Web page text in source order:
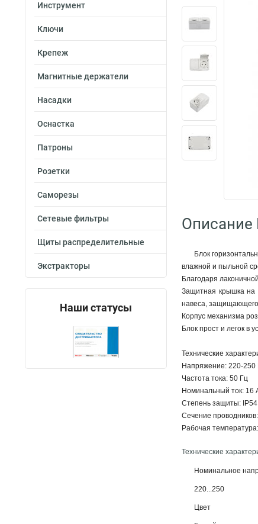
Инструмент
Ключи
Крепеж
Магнитные держатели
Насадки
Оснастка
Патроны
Розетки
Саморезы
Сетевые фильтры
Щиты распределительные
Экстракторы
Наши статусы
Описание
Блок
влажной и пыльной
Благодаря
Защитная крышка на
навеса, защищающего
Корпус механизма
Блок прост и легок в
Технические
Напряжение: 220-250
Частота тока: 50 Гц
Номинальный ток: 16
Степень защиты: IP54
Сечение
Рабочая
Технические
Номинальное
220...250
Цвет